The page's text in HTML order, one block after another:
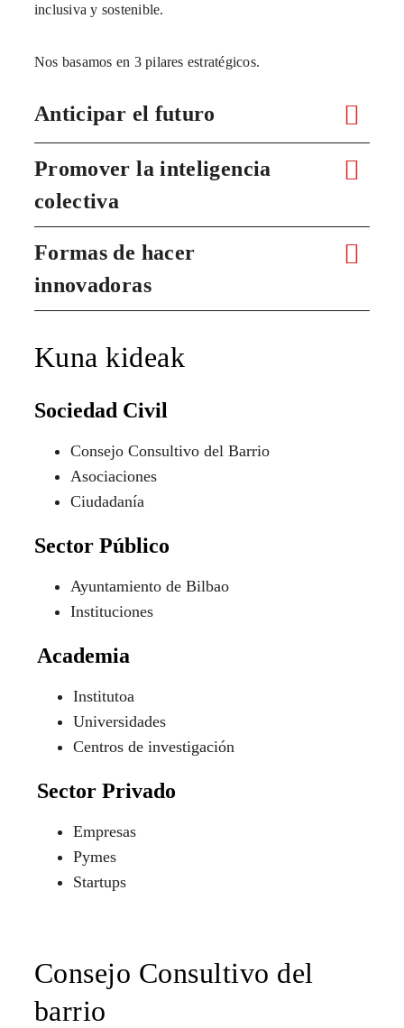
inclusiva y sostenible.
Nos basamos en 3 pilares estratégicos.
Anticipar el futuro
Promover la inteligencia
colectiva
Formas de hacer
innovadoras
Kuna kideak
Sociedad Civil
Consejo Consultivo del Barrio
Asociaciones
Ciudadanía
Sector Público
Ayuntamiento de Bilbao
Instituciones
Academia
Institutoa
Universidades
Centros de investigación
Sector Privado
Empresas
Pymes
Startups
Consejo Consultivo del
barrio